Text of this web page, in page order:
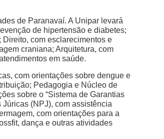
de Paranavaí. A Unipar levará
de hipertensão e diabetes;
com esclarecimentos e
craniana; Arquitetura, com
em saúde.
com orientações sobre dengue e
Pedagogia e Núcleo de
sobre o “Sistema de Garantias
(NPJ), com assistência
com orientações para a
dança e outras atividades